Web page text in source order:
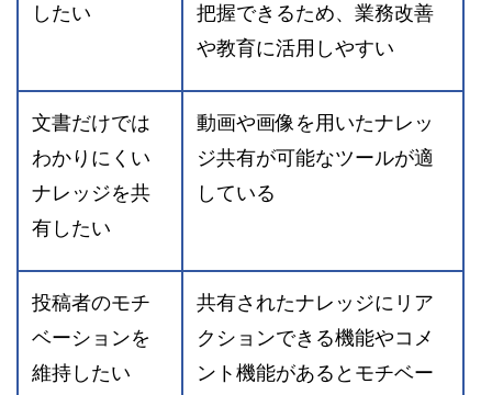
したい
把握できるため、業務改善
や教育に活用しやすい
文書だけでは
わかりにくい
ナレッジを共
有したい
動画や画像を用いたナレッ
ジ共有が可能なツールが適
している
投稿者のモチ
ベーションを
維持したい
共有されたナレッジにリア
クションできる機能やコメ
ント機能があるとモチベー